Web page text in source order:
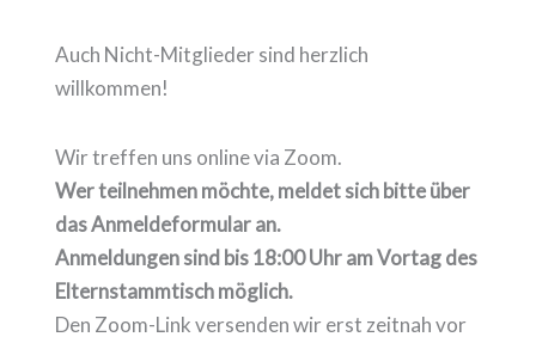
Auch Nicht-Mitglieder sind herzlich
willkommen!
Wir treffen uns online via Zoom.
Wer teilnehmen möchte, meldet sich bitte über
das Anmeldeformular an.
Anmeldungen sind bis 18:00 Uhr am Vortag des
Elternstammtisch möglich.
Den Zoom-Link versenden wir erst zeitnah vor